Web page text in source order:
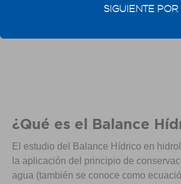
¿Qué es el Balance
El estudio del Balance Hídrico en
la aplicación del principio de
agua (también se conoce como
SIGUIENTE